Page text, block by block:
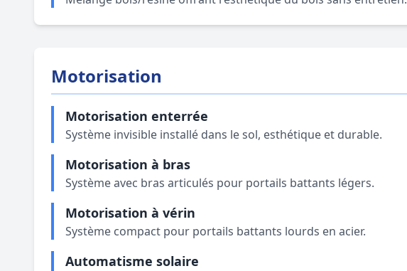
Motorisation
Motorisation enterrée
Système invisible installé dans le sol, esthétique et durable.
Motorisation à bras
Système avec bras articulés pour portails battants légers.
Motorisation à vérin
Système compact pour portails battants lourds en acier.
Automatisme solaire